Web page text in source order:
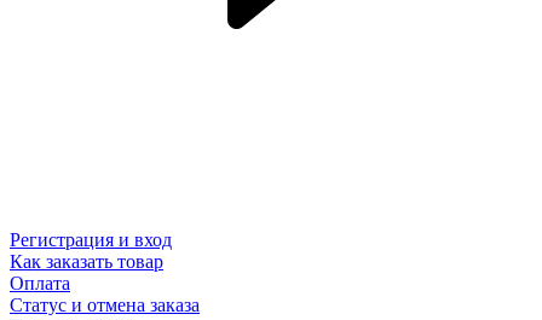
Регистрация и вход
Как заказать товар
Оплата
Статус и отмена заказа